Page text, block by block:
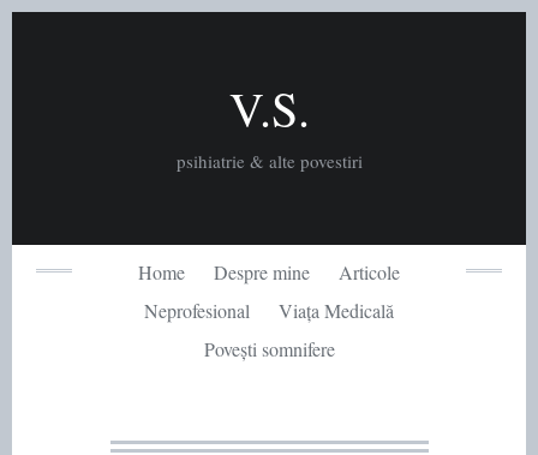
V.S.
psihiatrie & alte povestiri
Home Despre mine
Articole
Neprofesional
Viața Medicală
Povești somnifere